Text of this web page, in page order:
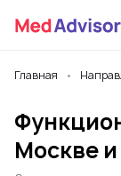
Главная
Москве